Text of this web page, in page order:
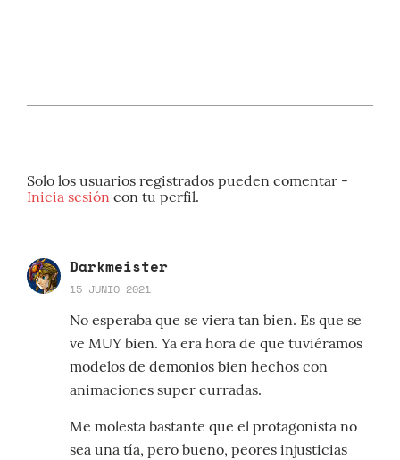
Solo los usuarios registrados pueden comentar -
Inicia sesión con tu perfil.
Darkmeister
15 JUNIO 2021
No esperaba que se viera tan bien. Es que se
ve MUY bien. Ya era hora de que tuviéramos
modelos de demonios bien hechos con
animaciones super curradas.
Me molesta bastante que el protagonista no
sea una tía, pero bueno, peores injusticias